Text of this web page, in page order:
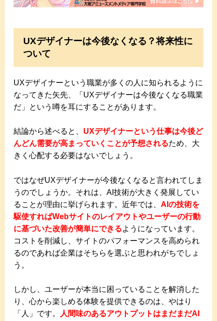
UXデザイナーは今後なくなる？将来性に
ついて
UXデザイナーという職業が多くの人に知られるように
なってきた矢先、「UXデザイナーは今後なくなる職業
だ」という噂を耳にすることがあります。
結論から述べると、 UXデザイナーという仕事は今後ど
んどん需要が高まっていくことが予想されるため、大
きく心配する必要はないでしょう。
ではなぜUXデザイナーが今後なくなると言われてしま
うのでしょうか。それは、AI技術が大きく発展してい
ることが理由に挙げられます。近年では、 AIの技術を
駆使すればWebサイトのレイアウトやユーザーの行動
に基づいた改善が簡単にできるようになっています。
コストを削減し、サイトのパフォーマンスを高められ
るのであれば企業はそちらを選ぶと思われがちでしょ
う。
しかし、ユーザーが本当に困っていることを解消した
り、心から楽しめる体験を提供できるのは、やはり
「人」です。
人間味のあるアウトプットはまだまだAI